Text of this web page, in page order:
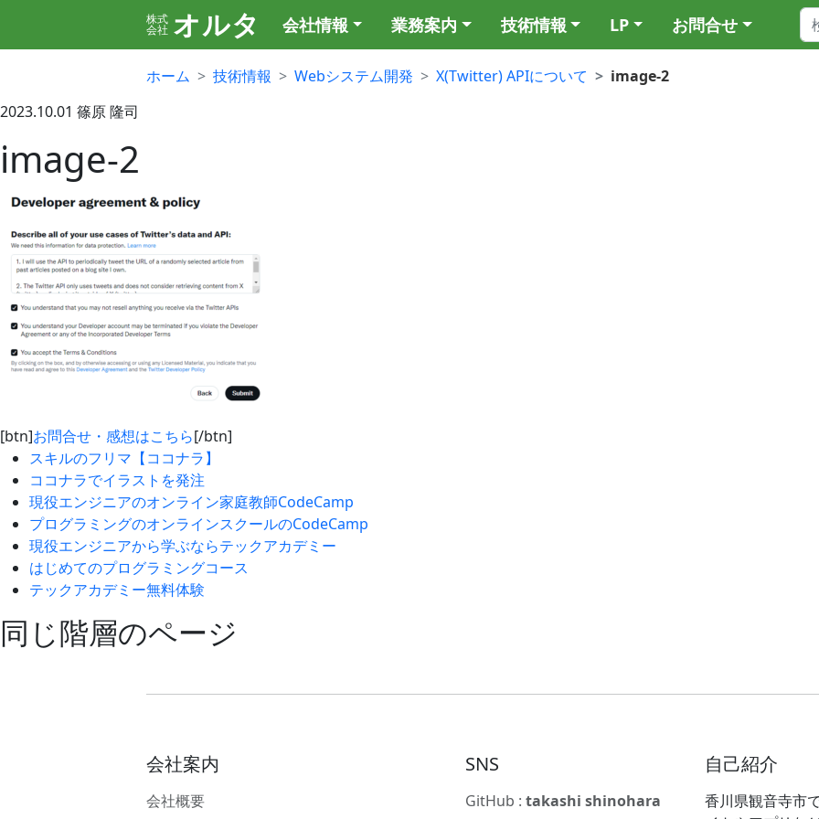
株式
会社 オルタ 会社情報 業務案内 技術情報 LP お問合せ
ホーム 技術情報 Webシステム開発 X(Twitter) APIについて
image-2
2023.10.01 篠原 隆司
image-2
[btn]お問合せ・感想はこちら[/btn]
スキルのフリマ【ココナラ】
ココナラでイラストを発注
現役エンジニアのオンライン家庭教師CodeCamp
プログラミングのオンラインスクールのCodeCamp
現役エンジニアから学ぶならテックアカデミー
はじめてのプログラミングコース
テックアカデミー無料体験
同じ階層のページ
会社案内
会社概要
SNS
GitHub :takashi shinohara
自己紹介
香川県観音寺市